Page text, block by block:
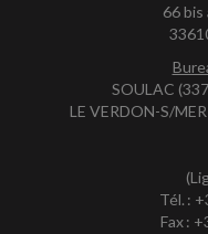
66 bis
SOULAC
LE VERDON-S/
Tél. :
Fax :